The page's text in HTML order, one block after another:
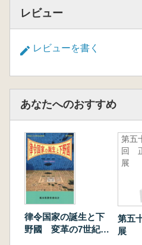
レビュー
レビューを書く
あなたへのおすすめ
律令国家の誕生と下
野國 変革の7世紀社
第五
回
展
第五
展